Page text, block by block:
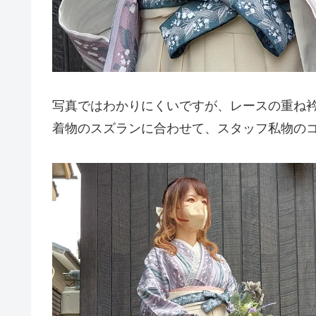
写真ではわかりにくいですが、レースの重ね
着物のスズランに合わせて、スタッフ私物の